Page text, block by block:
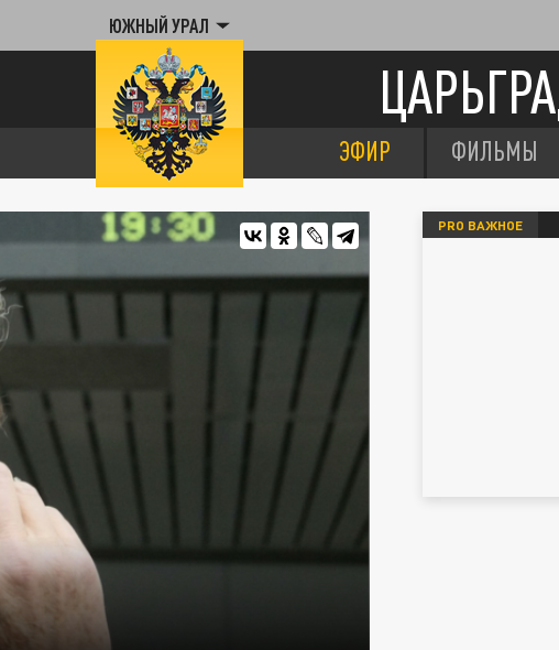
ЮЖНЫЙ УРАЛ
ЭФИР ФИЛЬМЫ
PRO ВАЖНОЕ